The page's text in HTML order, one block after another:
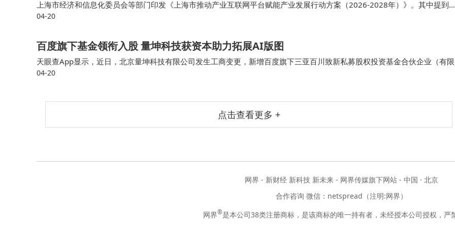
上海市经济和信息化委员会等部门印发《上海市推动产业互联网平台赋能产业发展行动方案（2026-2028年）》。其中提到，
聚焦新能源汽车、电子信息、集成电路、具身智能、先进材料等产业链发展需求，发挥产业互联网平…
04-20
百度旗下基金领衔入股 量坤科技获资本助力拓展AI版图
天眼查App显示，近日，北京量坤科技有限公司发生工商变更，新增百度旗下三亚百川致新私募股权投资基金合伙企业（有限
合伙）、北京北工集智创业投资基金合伙企业（有限合伙）等为股东，同时，注册资本由200万人民币增至…
04-20
点击查看更多 +
网界 - 新财经 新科技 新未来 - 网界传媒旗下网站 - 中国 · 北京
合作咨询 微信：netspread（注明:网界）
网界®是本公司38类注册商标，是该商标的唯一持有者，未经授本公司授权，严